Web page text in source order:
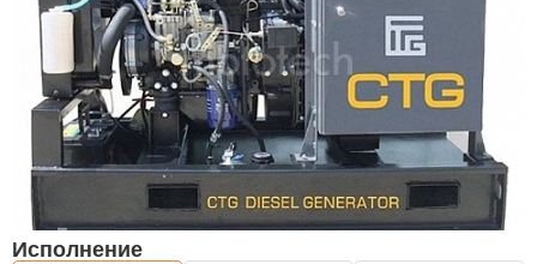
Исполнение